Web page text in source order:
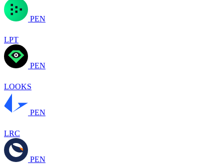
PEN
LPT
PEN
LOOKS
PEN
LRC
PEN